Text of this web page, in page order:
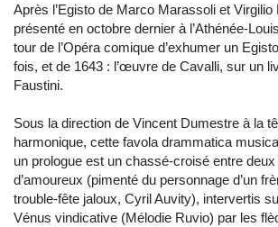
Après l’Egisto de Marco Marassoli et
présenté en octobre dernier à l’Athénée-
tour de l’Opéra comique d’exhumer un
fois, et de 1643 : l’œuvre de Cavalli, sur un
Faustini.
Sous la direction de Vincent Dumestre à la
harmonique, cette favola drammatica
un prologue est un chassé-croisé entre
d’amoureux (pimenté du personnage d’un
trouble-fête jaloux, Cyril Auvity), intervertis
Vénus vindicative (Mélodie Ruvio) par les